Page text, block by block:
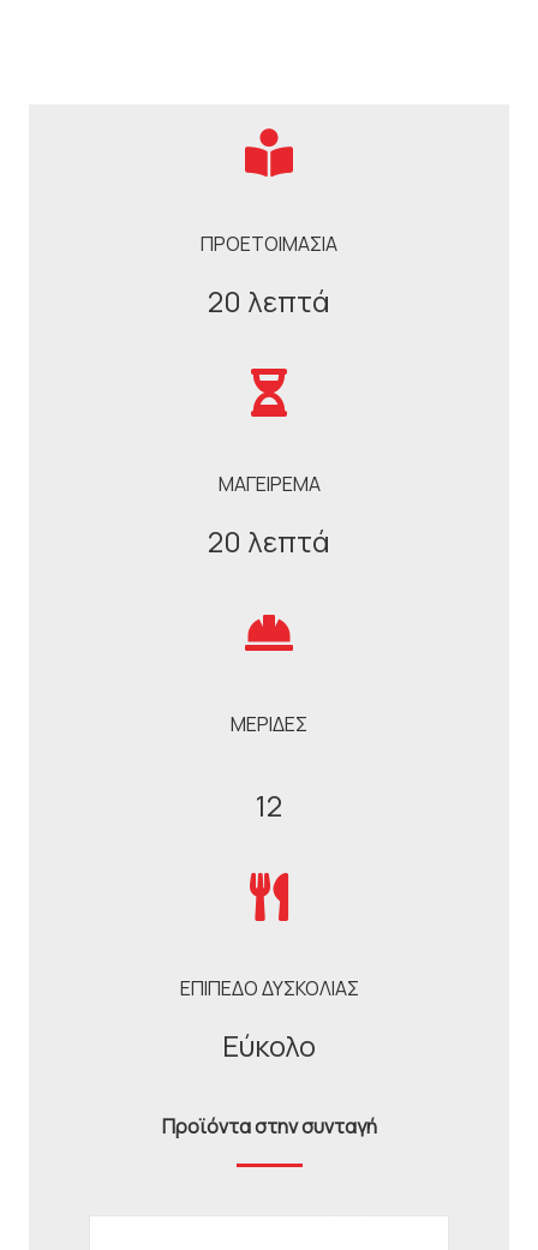
ΠΡΟΕΤΟΙΜΑΣΙΑ
20 λεπτά
ΜΑΓΕΙΡΕΜΑ
20 λεπτά
ΜΕΡΙΔΕΣ
12
ΕΠΙΠΕΔΟ ΔΥΣΚΟΛΙΑΣ
Εύκολο
Προϊόντα στην συνταγή